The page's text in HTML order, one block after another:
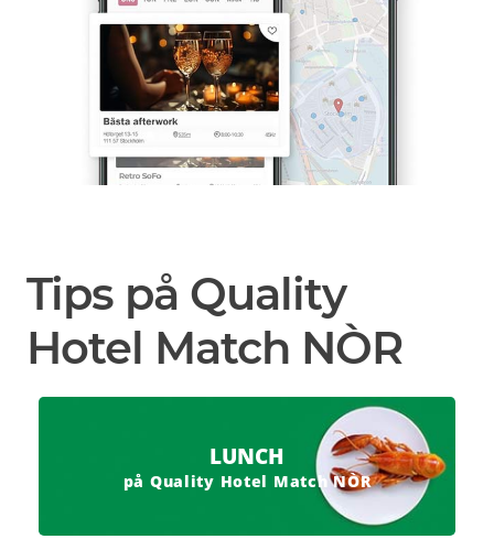
Tips på Quality
Hotel Match NÒR
LUNCH
på Quality Hotel Match NÒR